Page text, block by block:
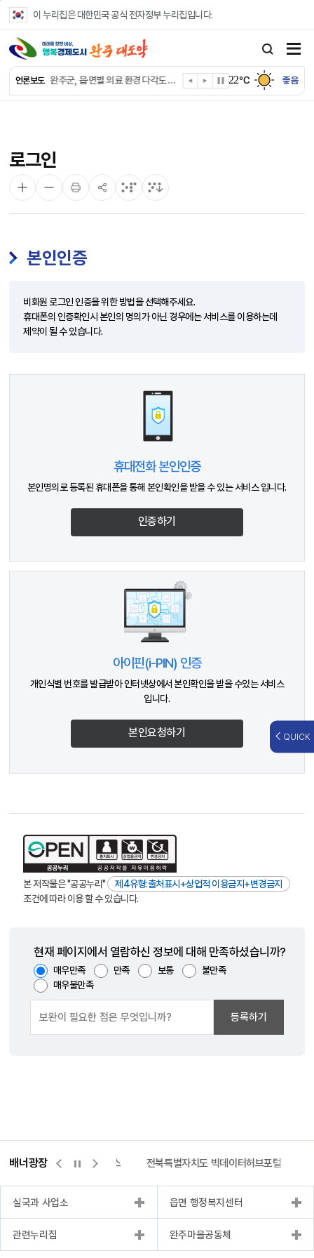
이 누리집은 대한민국 공식 전자정부 누리집입니다.
언론보도
완주군, ‘수의계약 총량제’ 개편 운영
완주군 청소년, 초록우산 지원으로 치과 치료
완주군, 읍·면별 의료 환경 다각도 진단한다
완주군, 모바일 헬스케어 “내 건강 변화 직접 확인”
22℃ 좋음
로그인
본인인증
비회원 로그인 인증을 위한 방법을 선택해주세요.
휴대폰의 인증확인시 본인의 명의가 아닌 경우에는 서비스를 이용하는데
제약이 될 수 있습니다.
휴대전화 본인인증
본인명의로 등록된 휴대폰을 통해 본인확인을 받을 수 있는 서비스 입니다.
인증하기
아이핀(i-PIN) 인증
개인식별 번호를 발급받아 인터넷상에서 본인확인을 받을 수있는 서비스
입니다.
본인요청하기
본 저작물은 "공공누리"
제4유형:출처표시+상업적 이용금지+변경금지
조건에 따라 이용 할 수 있습니다.
현재 페이지에서 열람하신 정보에 대해 만족하셨습니까?
매우만족 만족 보통
불만족
매우불만족
등록하기
QUICK
배너광장
량바로처리센터 위택스 전북특별자치도 빅데이터허브포털
실국과 사업소 읍면 행정복지센터
관련누리집 완주마을공동체